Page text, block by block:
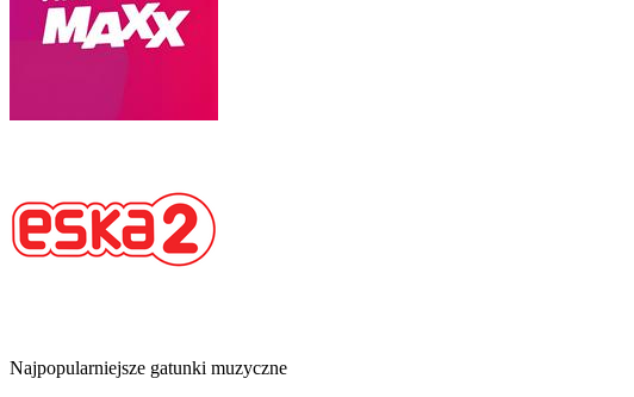
Najpopularniejsze gatunki muzyczne